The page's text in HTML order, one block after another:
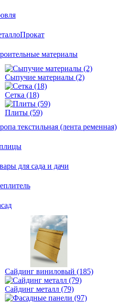
материалы
Сыпучие материалы (2)
Сетка (18)
Плиты (59)
текстильная (лента ременная)
для сада и дачи
Сайдинг виниловый (185)
Сайдинг металл (79)